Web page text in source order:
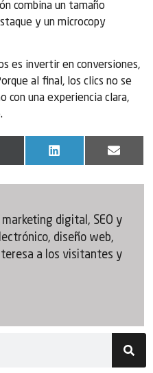
combina un tamaño
y un microcopy
es invertir en conversiones,
al final, los clics no se
con una experiencia clara,
X
(Twitter)
LinkedIn Email
digital, SEO y
diseño web,
a los visitantes y